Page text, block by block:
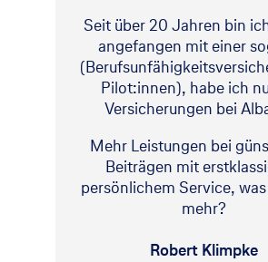
Seit über 20 Jahren bin
angefangen mit einer
Pilot:innen), habe ich
Versicherungen bei
Mehr Leistungen bei
Beiträgen mit
persönlichem Service,
mehr?
Robert Klimpke